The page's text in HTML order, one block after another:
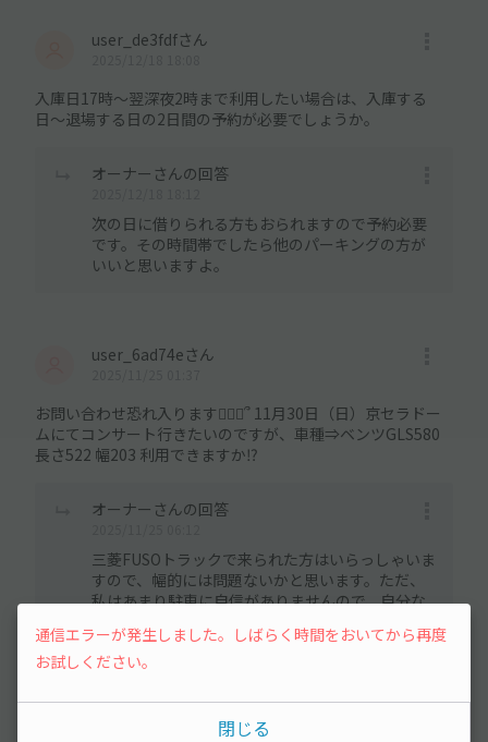
user_de3fdfさん
入庫日17時〜翌深夜2時まで利用したい場合は、入庫する
日〜退場する日の2日間の予約が必要でしょうか。
オーナーさんの回答
次の日に借りられる方もおられますので予約必要
です。その時間帯でしたら他のパーキングの方が
いいと思いますよ。
user_6ad74eさん
お問い合わせ恐れ入ります🙇🏻‍♀️՞ 11月30日（日）京セラドー
ムにてコンサート行きたいのですが、車種⇒ベンツGLS580
長さ522 幅203 利用できますか⁉️
オーナーさんの回答
三菱FUSOトラックで来られた方はいらっしゃいま
すので、幅的には問題ないかと思います。ただ、
私はあまり駐車に自信がありませんので、自分な
ますが、駐車場が250cm〜260cmあるので大型車
も駐車可能ですが、トラブルは避けたいので自己
通信エラーが発生しました。しばらく時間をおいてから再度
お試しください。
閉じる